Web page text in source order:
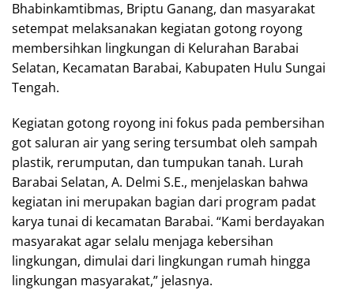
Bhabinkamtibmas, Briptu Ganang, dan masyarakat
setempat melaksanakan kegiatan gotong royong
membersihkan lingkungan di Kelurahan Barabai
Selatan, Kecamatan Barabai, Kabupaten Hulu Sungai
Tengah.
Kegiatan gotong royong ini fokus pada pembersihan
got saluran air yang sering tersumbat oleh sampah
plastik, rerumputan, dan tumpukan tanah. Lurah
Barabai Selatan, A. Delmi S.E., menjelaskan bahwa
kegiatan ini merupakan bagian dari program padat
karya tunai di kecamatan Barabai. “Kami berdayakan
masyarakat agar selalu menjaga kebersihan
lingkungan, dimulai dari lingkungan rumah hingga
lingkungan masyarakat,” jelasnya.